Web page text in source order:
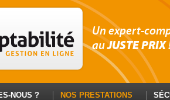
Un expert-
auJUSTE PRIX
NOUS ? NOS PRESTATIONS